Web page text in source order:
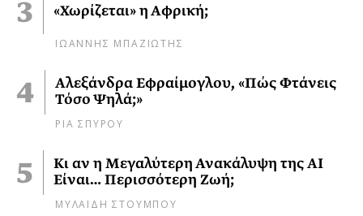
«Χωρίζεται» η Αφρική;
ΙΩΑΝΝΗΣ ΜΠΑΖΙΩΤΗΣ
Αλεξάνδρα Εφραίμογλου, «Πώς Φτάνεις
Τόσο Ψηλά;»
ΡΙΑ ΣΠΥΡΟΥ
Κι αν η Μεγαλύτερη Ανακάλυψη της AI
Είναι… Περισσότερη Ζωή;
ΜΥΛΑΙΔΗ ΣΤΟΥΜΠΟΥ